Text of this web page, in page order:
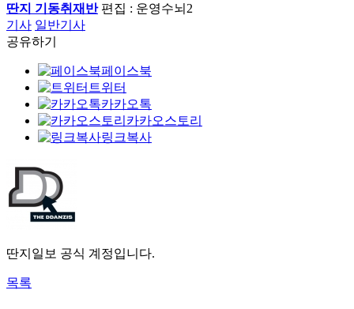
딴지 기동취재반 편집 : 운영수뇌2
기사 일반기사
공유하기
페이스북
트위터
카카오톡
카카오스토리
링크복사
딴지일보 공식 계정입니다.
목록